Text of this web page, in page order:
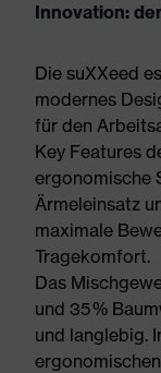
Innovation:
Die suXXeed
modernes
für den
Key Features
ergonomische
Ärmeleinsatz
maximale
Tragekomfort.
Das
und 35 %
und langlebig.